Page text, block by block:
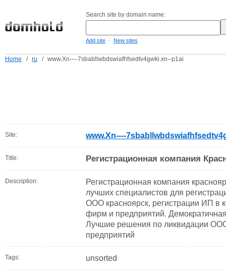
Search site by domain name:
Add site - New sites
Home / ru / www.Xn----7sbabllwbdswiafhfsedtv4gwki.xn--p1ai
Site: www.Xn----
Title: Регистрационная компания
Description:
Регистрационная компания
лучших специалистов для
ООО красноярск, регистрации ИП в
фирм и предприятий.
Лучшие решения по ликвидации
предприятий
Tags: unsorted